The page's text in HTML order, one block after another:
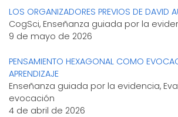
LOS ORGANIZADORES PREVIOS DE DAVID
CogSci, Enseñanza guiada por la
9 de mayo de 2026
PENSAMIENTO HEXAGONAL COMO
APRENDIZAJE
Enseñanza guiada por la evidencia,
evocación
4 de abril de 2026